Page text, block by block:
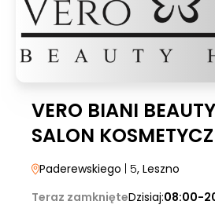
VERO BIANI
SALON
Paderewskiego | 5, Leszno
Teraz zamknięteDzisiaj:08:00-